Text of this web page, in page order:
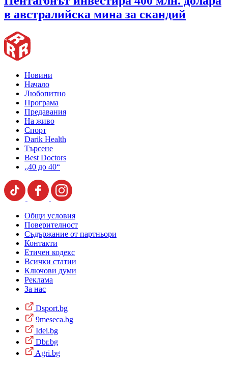
в австралийска мина за скандий
Новини
Начало
Любопитно
Програма
Предавания
На живо
Спорт
Darik Health
Търсене
Best Doctors
„40 до 40“
Общи условия
Поверителност
Съдържание от партньори
Контакти
Етичен кодекс
Всички статии
Ключови думи
Реклама
За нас
Dsport.bg
9meseca.bg
Idei.bg
Dbr.bg
Agri.bg